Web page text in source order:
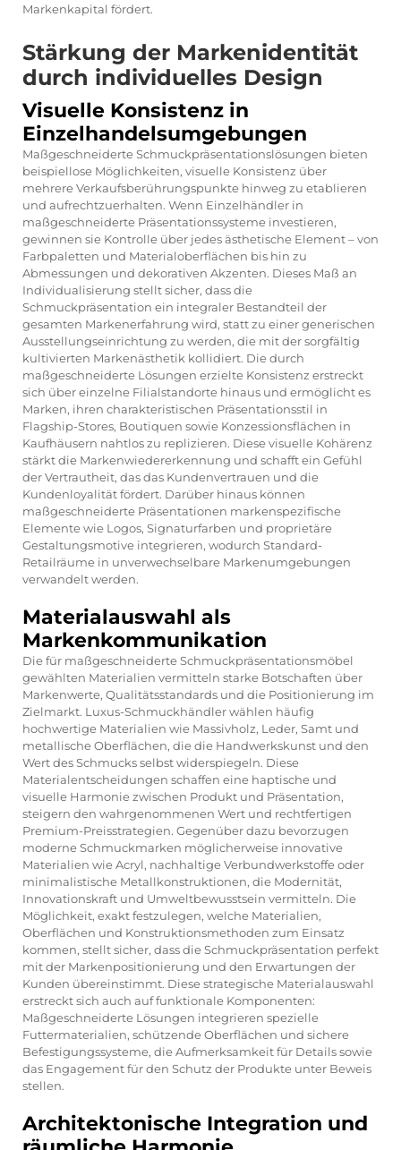
Markenkapital fördert.
Stärkung der Markenidentität
durch individuelles Design
Visuelle Konsistenz in
Einzelhandelsumgebungen
Maßgeschneiderte Schmuckpräsentationslösungen bieten
beispiellose Möglichkeiten, visuelle Konsistenz über
mehrere Verkaufsberührungspunkte hinweg zu etablieren
und aufrechtzuerhalten. Wenn Einzelhändler in
maßgeschneiderte Präsentationssysteme investieren,
gewinnen sie Kontrolle über jedes ästhetische Element – von
Farbpaletten und Materialoberflächen bis hin zu
Abmessungen und dekorativen Akzenten. Dieses Maß an
Individualisierung stellt sicher, dass die
Schmuckpräsentation ein integraler Bestandteil der
gesamten Markenerfahrung wird, statt zu einer generischen
Ausstellungseinrichtung zu werden, die mit der sorgfältig
kultivierten Markenästhetik kollidiert. Die durch
maßgeschneiderte Lösungen erzielte Konsistenz erstreckt
sich über einzelne Filialstandorte hinaus und ermöglicht es
Marken, ihren charakteristischen Präsentationsstil in
Flagship-Stores, Boutiquen sowie Konzessionsflächen in
Kaufhäusern nahtlos zu replizieren. Diese visuelle Kohärenz
stärkt die Markenwiedererkennung und schafft ein Gefühl
der Vertrautheit, das das Kundenvertrauen und die
Kundenloyalität fördert. Darüber hinaus können
maßgeschneiderte Präsentationen markenspezifische
Elemente wie Logos, Signaturfarben und proprietäre
Gestaltungsmotive integrieren, wodurch Standard-
Retailräume in unverwechselbare Markenumgebungen
verwandelt werden.
Materialauswahl als
Markenkommunikation
Die für maßgeschneiderte Schmuckpräsentationsmöbel
gewählten Materialien vermitteln starke Botschaften über
Markenwerte, Qualitätsstandards und die Positionierung im
Zielmarkt. Luxus-Schmuckhändler wählen häufig
hochwertige Materialien wie Massivholz, Leder, Samt und
metallische Oberflächen, die die Handwerkskunst und den
Wert des Schmucks selbst widerspiegeln. Diese
Materialentscheidungen schaffen eine haptische und
visuelle Harmonie zwischen Produkt und Präsentation,
steigern den wahrgenommenen Wert und rechtfertigen
Premium-Preisstrategien. Gegenüber dazu bevorzugen
moderne Schmuckmarken möglicherweise innovative
Materialien wie Acryl, nachhaltige Verbundwerkstoffe oder
minimalistische Metallkonstruktionen, die Modernität,
Innovationskraft und Umweltbewusstsein vermitteln. Die
Möglichkeit, exakt festzulegen, welche Materialien,
Oberflächen und Konstruktionsmethoden zum Einsatz
kommen, stellt sicher, dass die Schmuckpräsentation perfekt
mit der Markenpositionierung und den Erwartungen der
Kunden übereinstimmt. Diese strategische Materialauswahl
erstreckt sich auch auf funktionale Komponenten:
Maßgeschneiderte Lösungen integrieren spezielle
Futtermaterialien, schützende Oberflächen und sichere
Befestigungssysteme, die Aufmerksamkeit für Details sowie
das Engagement für den Schutz der Produkte unter Beweis
stellen.
Architektonische Integration und